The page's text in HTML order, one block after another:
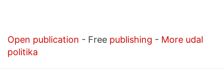
Open publication - Free publishing - More udal
politika